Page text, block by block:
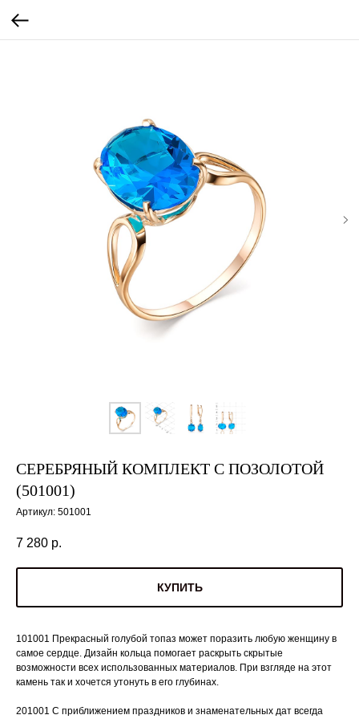
СЕРЕБРЯНЫЙ КОМПЛЕКТ С ПОЗОЛОТОЙ
(501001)
Артикул: 501001
7 280 р.
КУПИТЬ
101001 Прекрасный голубой топаз может поразить любую женщину в
самое сердце. Дизайн кольца помогает раскрыть скрытые
возможности всех использованных материалов. При взгляде на этот
камень так и хочется утонуть в его глубинах.
201001 С приближением праздников и знаменательных дат всегда